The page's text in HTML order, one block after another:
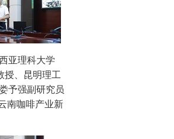
亚理科大学
授、昆明理工
予强副研究员
南咖啡产业新